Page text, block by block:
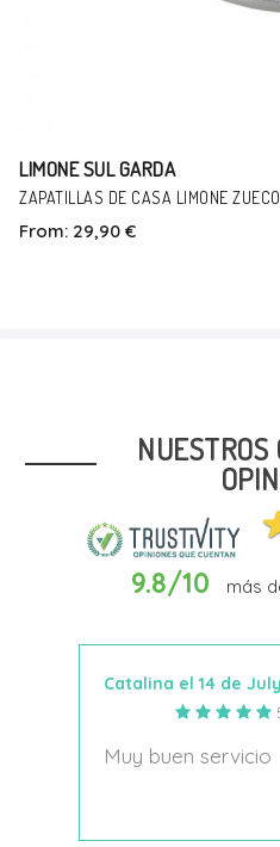
LIMONE SUL GARDA
ZAPATILLAS DE CASA LIMONE
From: 29,90 €
9.8/10 más
Catalina el 14 de
Muy buen servicio